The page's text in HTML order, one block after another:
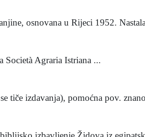
osnovana u Rijeci 1952.
Agraria Istriana ...
tiče izdavanja), pomoćna pov.